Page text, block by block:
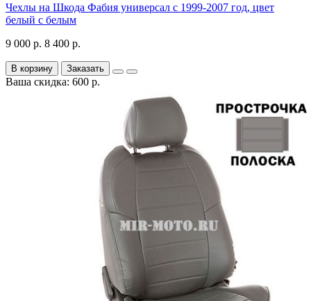
Чехлы на Шкода Фабия универсал с 1999-2007 год, цвет
белый с белым
9 000 р. 8 400 р.
В корзину Заказать
Ваша скидка: 600 р.